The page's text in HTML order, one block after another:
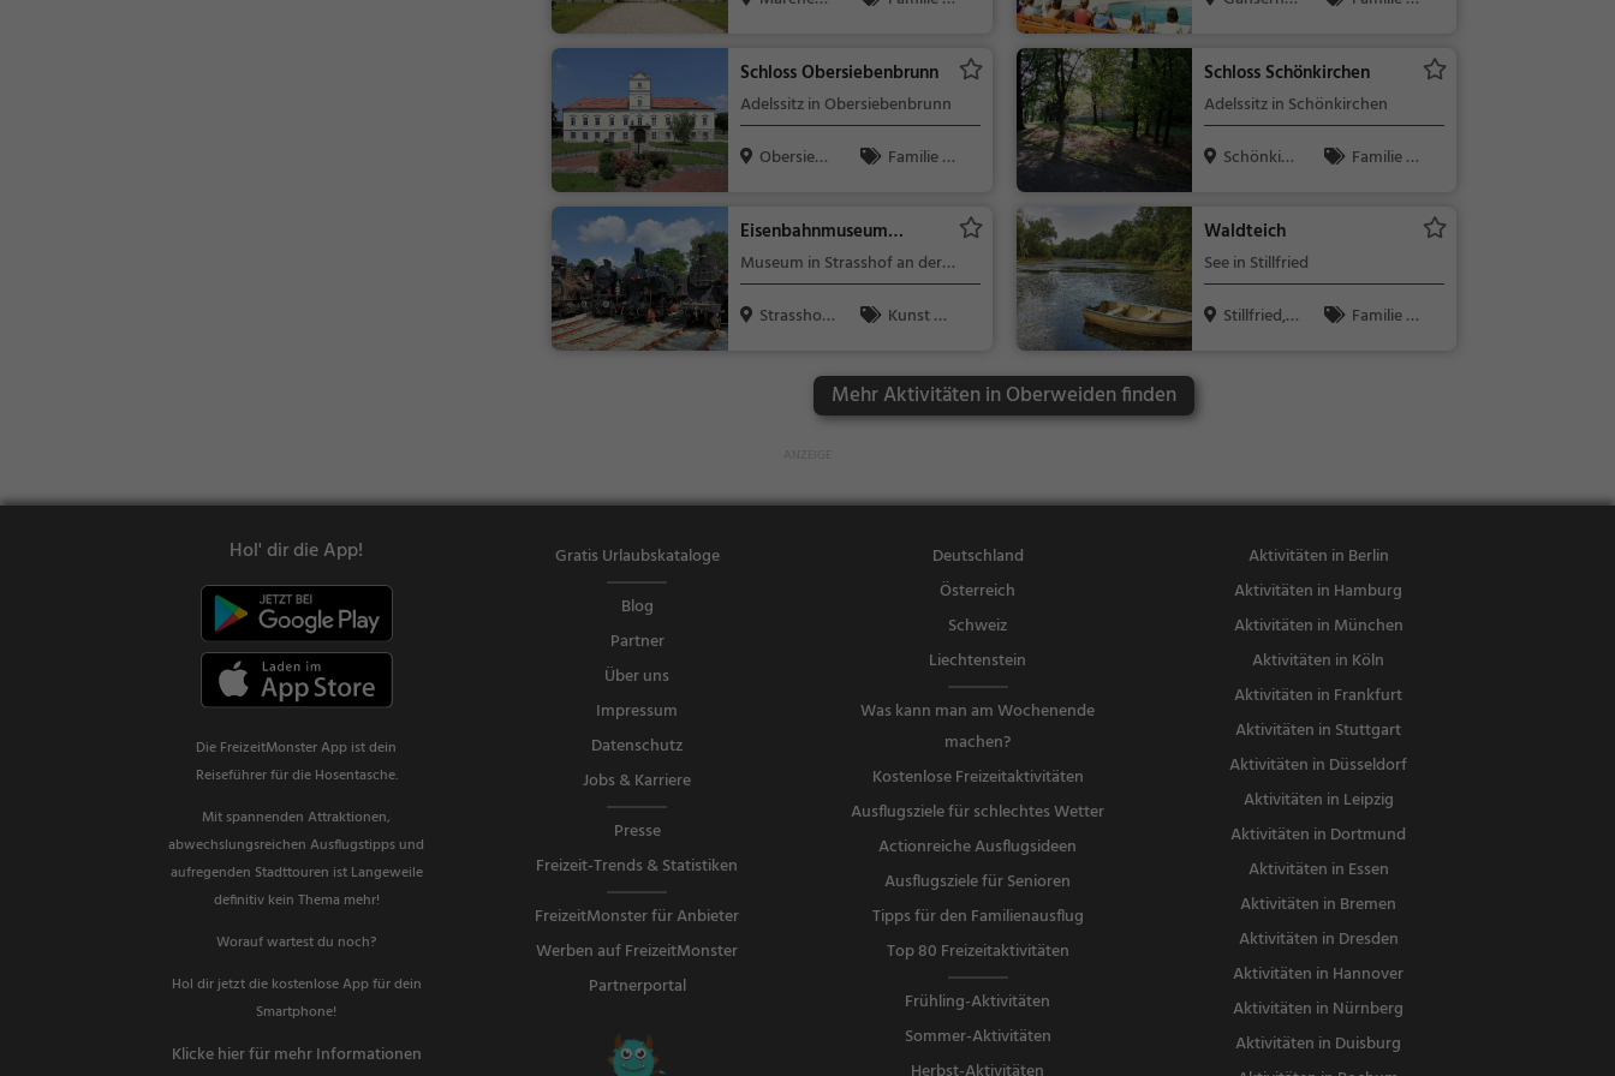
Schloss Obersiebenbrunn
Adelssitz in Obersiebenbrunn
Obersiebe
Familie &
Schloss Schönkirchen
Adelssitz in Schönkirchen
Schönkirc
Familie &
Eisenbahnmuseum
Strasshof
Museum in Strasshof an der
Nordbahn
Strasshof
Kunst &
Waldteich
See in Stillfried
Stillfried,
Familie &
Mehr Aktivitäten in Oberweiden finden
Hol' dir die App!
Die FreizeitMonster App ist dein
Reiseführer für die Hosentasche.
Mit spannenden Attraktionen,
abwechslungsreichen Ausflugstipps und
aufregenden Stadttouren ist Langeweile
definitiv kein Thema mehr!
Worauf wartest du noch?
Hol dir jetzt die kostenlose App für dein
Smartphone!
Klicke hier für mehr Informationen
Gratis Urlaubskataloge
Blog
Partner
Über uns
Impressum
Datenschutz
Jobs & Karriere
Presse
Freizeit-Trends & Statistiken
FreizeitMonster für Anbieter
Werben auf FreizeitMonster
Partnerportal
Deutschland
Österreich
Schweiz
Liechtenstein
Was kann man am Wochenende
machen?
Kostenlose Freizeitaktivitäten
Ausflugsziele für schlechtes Wetter
Actionreiche Ausflugsideen
Ausflugsziele für Senioren
Tipps für den Familienausflug
Top 80 Freizeitaktivitäten
Frühling-Aktivitäten
Sommer-Aktivitäten
Aktivitäten in Berlin
Aktivitäten in Hamburg
Aktivitäten in München
Aktivitäten in Köln
Aktivitäten in Frankfurt
Aktivitäten in Stuttgart
Aktivitäten in Düsseldorf
Aktivitäten in Leipzig
Aktivitäten in Dortmund
Aktivitäten in Essen
Aktivitäten in Bremen
Aktivitäten in Dresden
Aktivitäten in Hannover
Aktivitäten in Nürnberg
Aktivitäten in Duisburg